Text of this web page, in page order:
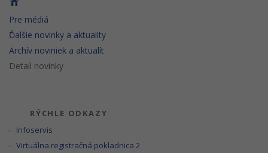
Pre médiá
Ďalšie novinky a aktuality
Archív noviniek a aktualít
Detail novinky
RÝCHLE ODKAZY
Infoservis
Virtuálna registračná pokladnica 2